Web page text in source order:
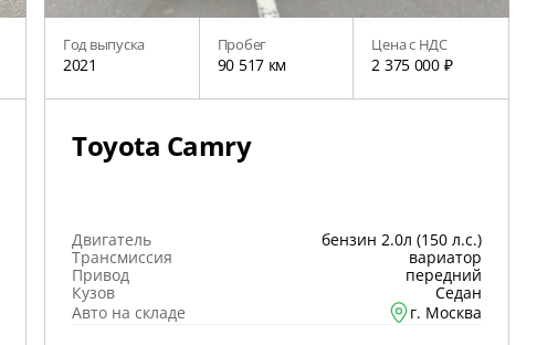
Год выпуска
2021
Пробег
90 517 км
Цена с НДС
2 375 000 ₽
Toyota Camry
Двигатель
бензин 2.0л (150 л.с.)
Трансмиссия
вариатор
Привод
передний
Кузов
Седан
Авто на складе
г. Москва